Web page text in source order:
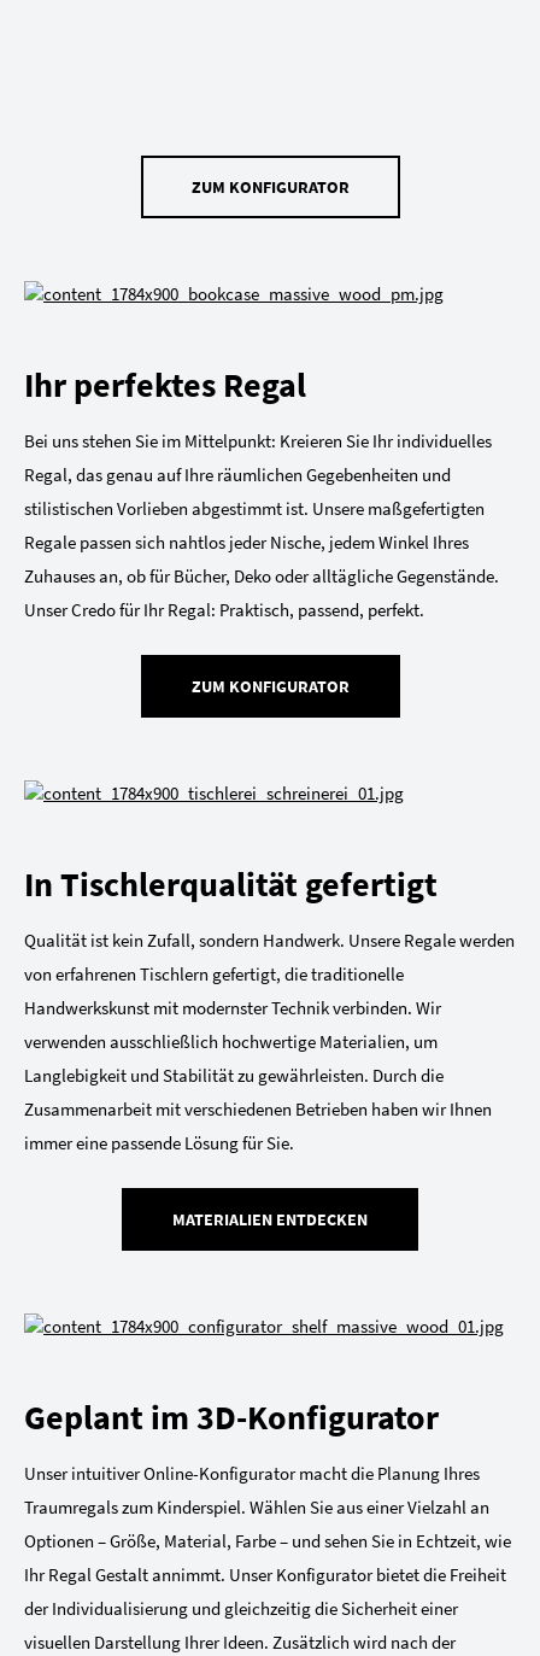
ZUM KONFIGURATOR
Ihr perfektes Regal
Bei uns stehen Sie im Mittelpunkt: Kreieren Sie Ihr individuelles
Regal, das genau auf Ihre räumlichen Gegebenheiten und
stilistischen Vorlieben abgestimmt ist. Unsere maßgefertigten
Regale passen sich nahtlos jeder Nische, jedem Winkel Ihres
Zuhauses an, ob für Bücher, Deko oder alltägliche Gegenstände.
Unser Credo für Ihr Regal: Praktisch, passend, perfekt.
ZUM KONFIGURATOR
In Tischlerqualität gefertigt
Qualität ist kein Zufall, sondern Handwerk. Unsere Regale werden
von erfahrenen Tischlern gefertigt, die traditionelle
Handwerkskunst mit modernster Technik verbinden. Wir
verwenden ausschließlich hochwertige Materialien, um
Langlebigkeit und Stabilität zu gewährleisten. Durch die
Zusammenarbeit mit verschiedenen Betrieben haben wir Ihnen
immer eine passende Lösung für Sie.
MATERIALIEN ENTDECKEN
Geplant im 3D-Konfigurator
Unser intuitiver Online-Konfigurator macht die Planung Ihres
Traumregals zum Kinderspiel. Wählen Sie aus einer Vielzahl an
Optionen – Größe, Material, Farbe – und sehen Sie in Echtzeit, wie
Ihr Regal Gestalt annimmt. Unser Konfigurator bietet die Freiheit
der Individualisierung und gleichzeitig die Sicherheit einer
visuellen Darstellung Ihrer Ideen. Zusätzlich wird nach der